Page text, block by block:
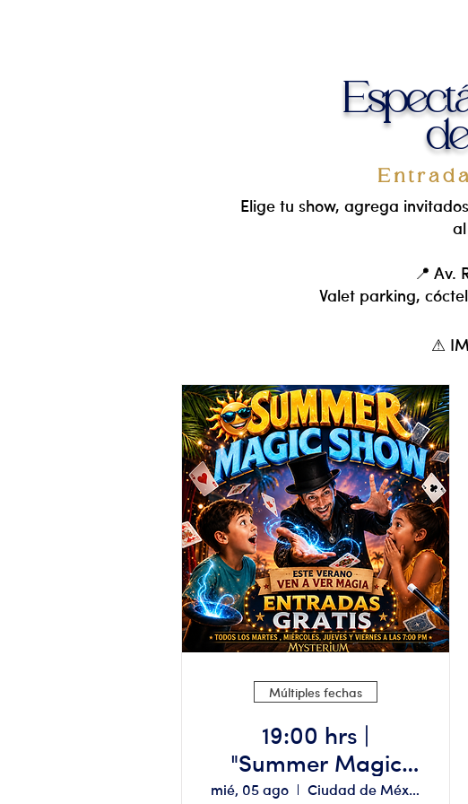
Elige tu show, agrega
📍 Av.
Valet parking,
⚠
Múltiples fechas
19:00 hrs |
"Summer Magic
Show" Aforo
mié, 05 ago
Ciudad de México